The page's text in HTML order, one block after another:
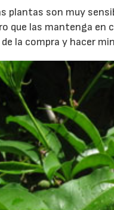
plantas son muy
que las mantenga
la compra y hacer